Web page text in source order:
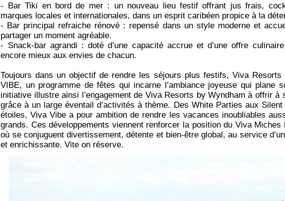
- Bar Tiki en bord de mer : un nouveau lieu festif offrant jus frais,
marques locales et internationales, dans un esprit caribéen propice à la
- Bar principal refraiche rénové : repensé dans un style moderne et
partager un moment agréable.
- Snack-bar agrandi : doté d’une capacité accrue et d’une offre
encore mieux aux envies de chacun.
Toujours dans un objectif de rendre les séjours plus festifs, Viva
VIBE, un programme de fêtes qui incarne l’ambiance joyeuse qui plane
initiative illustre ainsi l’engagement de Viva Resorts by Wyndham à offrir à
grâce à un large éventail d’activités à thème. Des White Parties aux
étoiles, Viva Vibe a pour ambition de rendre les vacances inoubliables
grands. Ces développements viennent renforcer la position du Viva
où se conjuguent divertissement, détente et bien-être global, au service
et enrichissante. Vite on réserve.